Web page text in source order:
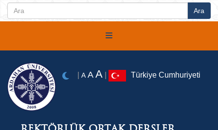
A A A Türkiye Cumhuriyeti